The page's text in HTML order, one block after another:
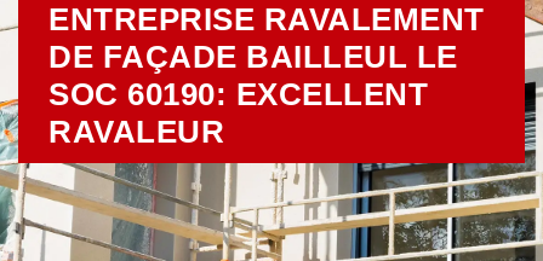
ENTREPRISE RAVALEMENT
DE FAÇADE BAILLEUL LE
SOC 60190: EXCELLENT
RAVALEUR